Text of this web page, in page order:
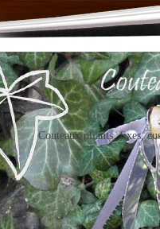
Couteaux pliants, fixes,